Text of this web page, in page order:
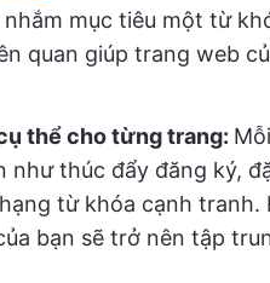
mục tiêu một từ
quan giúp trang web
thể cho từng trang:
như thúc đẩy đăng ký,
từ khóa cạnh
bạn sẽ trở nên tập